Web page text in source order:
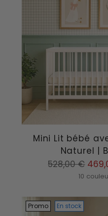
Mini Lit bébé
Naturel |
Prix
528,00 €
10
Promo En stock